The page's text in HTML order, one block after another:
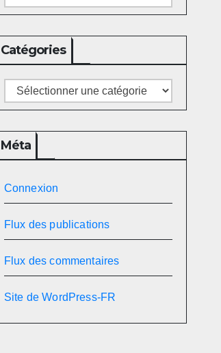
Catégories
Catégories
Méta
Connexion
Flux des publications
Flux des commentaires
Site de WordPress-FR